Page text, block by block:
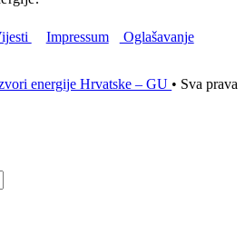
Impressum
Oglašavanje
energije Hrvatske – GU • Sva prava